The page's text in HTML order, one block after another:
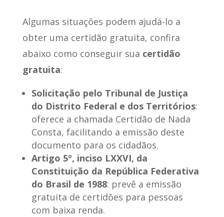
Algumas situações podem ajudá-lo a
obter uma certidão gratuita, confira
abaixo como conseguir sua certidão
gratuita:
Solicitação pelo Tribunal de Justiça
do Distrito Federal e dos Territórios:
oferece a chamada Certidão de Nada
Consta, facilitando a emissão deste
documento para os cidadãos.
Artigo 5º, inciso LXXVI, da
Constituição da República Federativa
do Brasil de 1988: prevê a emissão
gratuita de certidões para pessoas
com baixa renda.